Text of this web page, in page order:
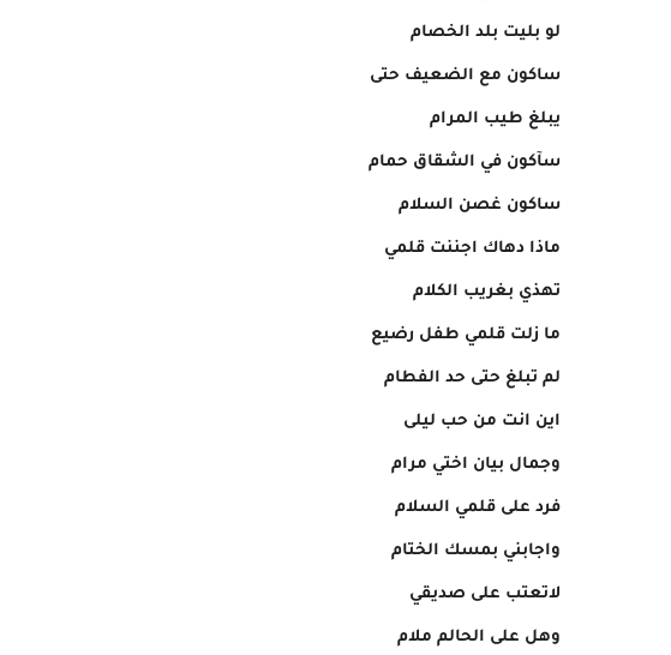
لو بليت بلد الخصام
ساكون مع الضعيف حتى
يبلغ طيب المرام
سآكون في الشقاق حمام
ساكون غصن السلام
ماذا دهاك اجننت قلمي
تهذي بغريب الكلام
ما زلت قلمي طفل رضيع
لم تبلغ حتى حد الفطام
اين انت من حب ليلى
وجمال بيان اختي مرام
فرد على قلمي السلام
واجابني بمسك الختام
لاتعتب على صديقي
وهل على الحالم ملام